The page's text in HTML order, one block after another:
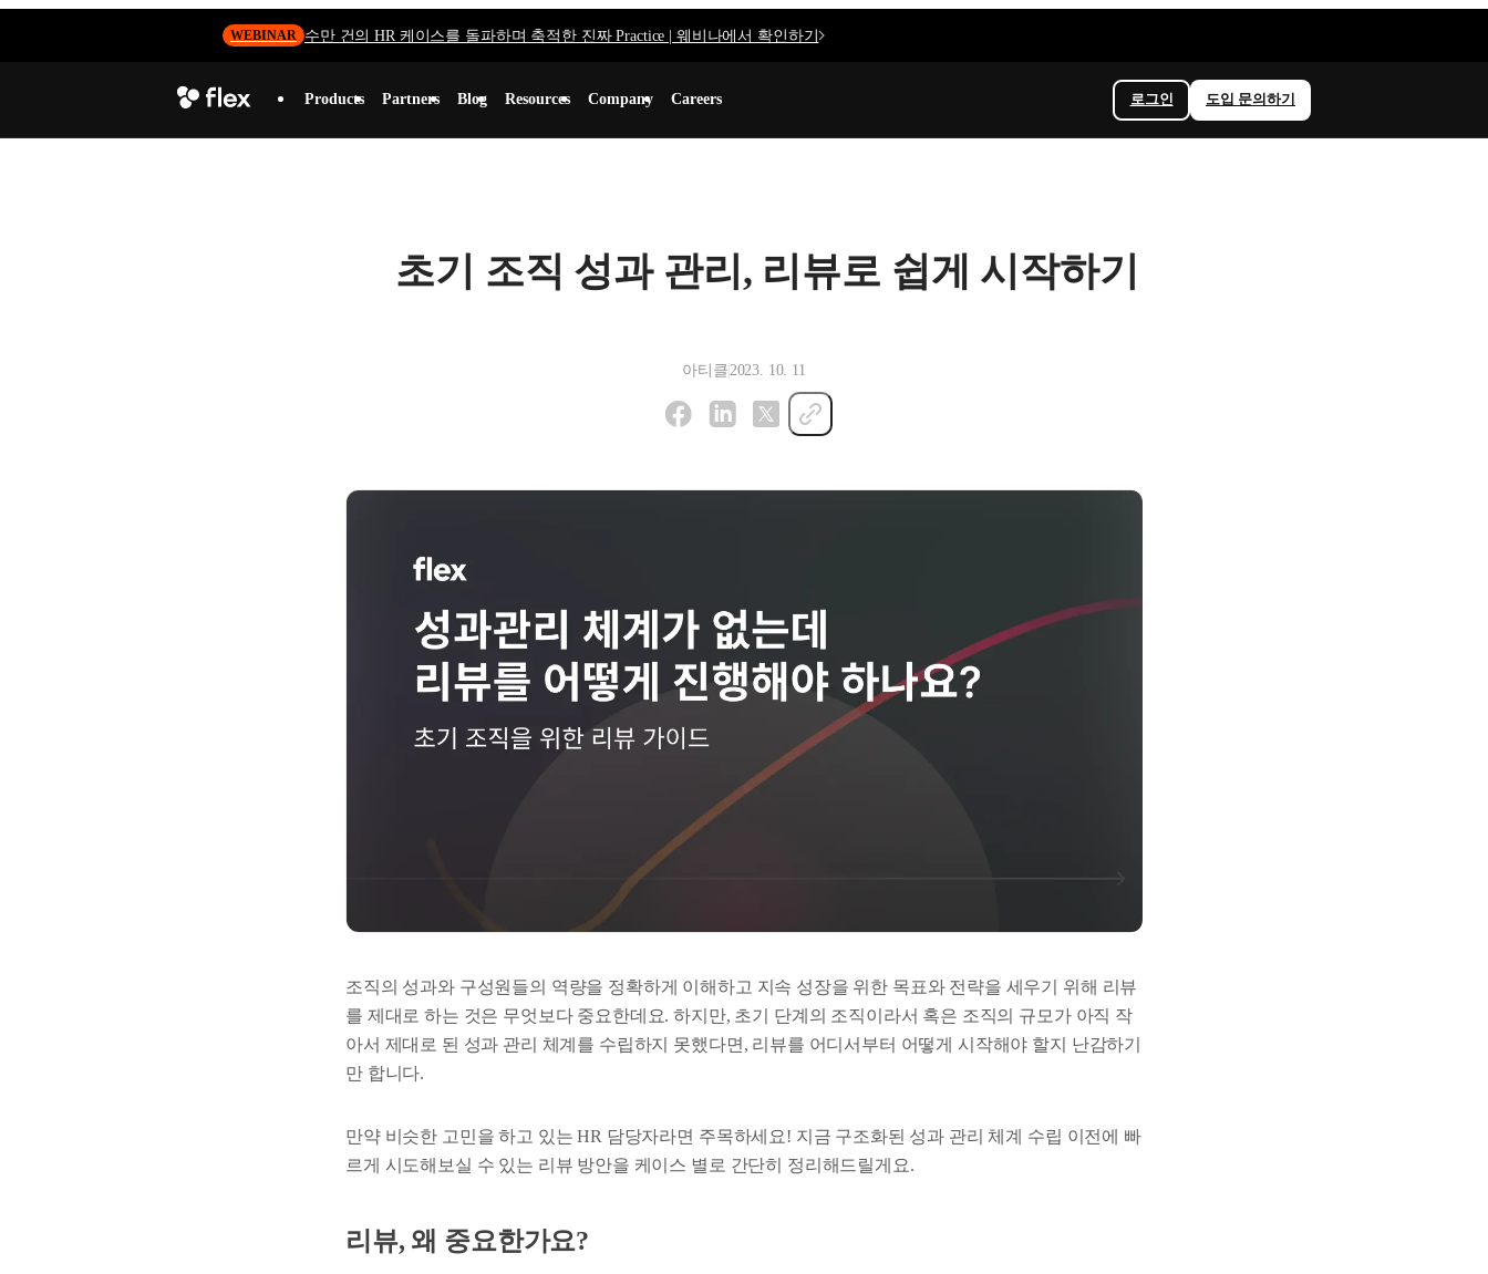
WEBINAR 수만 건의 HR 케이스를 돌파하며 축적한 진짜 Practice | 웨비나에서 확인하기
Products Partners Blog Resources Company Careers 로그인 도입 문의하기
초기 조직 성과 관리, 리뷰로 쉽게 시작하기
아티클2023. 10. 11
조직의 성과와 구성원들의 역량을 정확하게 이해하고 지속 성장을 위한 목표와 전략을 세우기 위해 리뷰
를 제대로 하는 것은 무엇보다 중요한데요. 하지만, 초기 단계의 조직이라서 혹은 조직의 규모가 아직 작
아서 제대로 된 성과 관리 체계를 수립하지 못했다면, 리뷰를 어디서부터 어떻게 시작해야 할지 난감하기
만 합니다.
만약 비슷한 고민을 하고 있는 HR 담당자라면 주목하세요! 지금 구조화된 성과 관리 체계 수립 이전에 빠
르게 시도해보실 수 있는 리뷰 방안을 케이스 별로 간단히 정리해드릴게요.
리뷰, 왜 중요한가요?